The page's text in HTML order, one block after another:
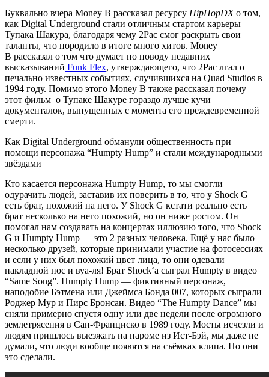
Буквально вчера Money B рассказал ресурсу HipHopDXо том,
как Digital Underground стали отличным стартом карьеры
Тупака Шакура, благодаря чему 2Pac смог раскрыть свои
таланты, что породило в итоге много хитов. Money
B рассказал о том что думает по поводу недавних
высказываний Funk Flex, утверждающего, что 2Pac лгал о
печально известных событиях, случившихся на Quad Studios в
1994 году. Помимо этого Money B также рассказал почему
этот фильм о Тупаке Шакуре гораздо лучше кучи
документалок, выпущенных с момента его преждевременной
смерти.
Как Digital Underground обманули общественность при
помощи персонажа “Humpty Hump” и стали международными
звёздами
Кто касается персонажа Humpty Hump, то мы смогли
одурачить людей, заставив их поверить в то, что у Shock G
есть брат, похожий на него. УShock G кстати реально есть
брат несколько на него похожий, но он ниже ростом. Он
помогал нам создавать на концертах иллюзию того, что Shock
G и Humpty Hump — это 2 разных человека. Ещё у нас было
несколько друзей, которые принимали участие на фотосессиях
и если у них был похожий цвет лица, то они одевали
накладной нос и вуа-ля! Брат Shock‘а сыграл Humpty в видео
“Same Song”. Humpty Hump — фиктивный персонаж,
наподобие Бэтмена или Джеймса Бонда 007, которых сыграли
Роджер Мур и Пирс Бронсан. Видео “The Humpty Dance” мы
сняли примерно спустя одну или две недели после огромного
землетрясения в Сан-Франциско в 1989 году. Мосты исчезли и
людям пришлось выезжать на пароме из Ист-Бэй, мы даже не
думали, что люди вообще появятся на съёмках клипа. Но они
это сделали.